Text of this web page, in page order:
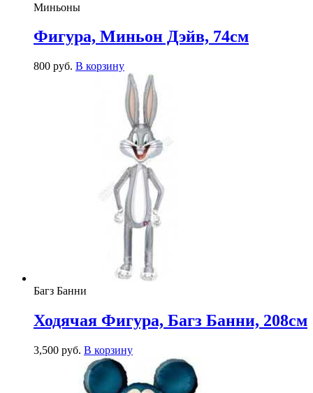
Миньоны
Фигура, Миньон Дэйв, 74см
800 руб. В корзину
Багз Банни
Ходячая Фигура, Багз Банни, 208см
3,500 руб. В корзину